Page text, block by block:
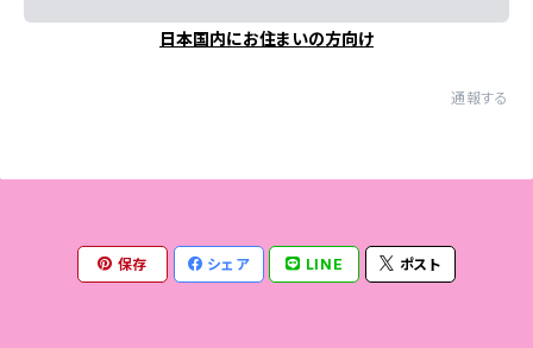
日本国内にお住まいの方向け
通報する
保存 シェア LINE ポスト